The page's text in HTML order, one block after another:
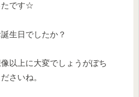
たです☆
生日でしたか？
以上に大変でしょうがぼち
さいね。